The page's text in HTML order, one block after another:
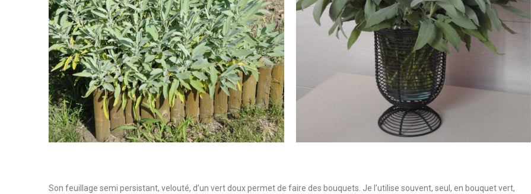
Son feuillage semi persistant, velouté, d’un vert doux permet de faire des bouquets. Je l’utilise souvent, seul, en bouquet vert,